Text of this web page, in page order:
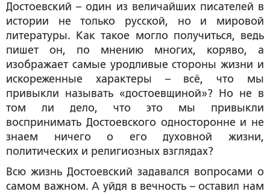
Достоевский – один из величайших писателей в
истории не только русской, но и мировой
литературы. Как такое могло получиться, ведь
пишет он, по мнению многих, коряво, а
изображает самые уродливые стороны жизни и
искореженные характеры – всё, что мы
привыкли называть «достоевщиной»? Но не в
том ли дело, что это мы привыкли
воспринимать Достоевского односторонне и не
знаем ничего о его духовной жизни,
политических и религиозных взглядах?
Всю жизнь Достоевский задавался вопросами о
самом важном. А уйдя в вечность – оставил нам